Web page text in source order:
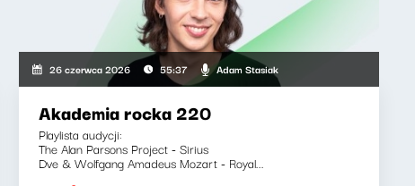
26 czerwca 2026 55:37 Adam Stasiak
Akademia rocka 220
Playlista audycji:
The Alan Parsons Project - Sirius
Dve & Wolfgang Amadeus Mozart - Royal...